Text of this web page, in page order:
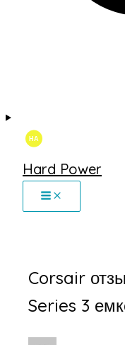
Hard Power
Corsair
Series 3